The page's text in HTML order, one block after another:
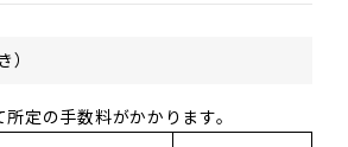
定の手数料がかかります。